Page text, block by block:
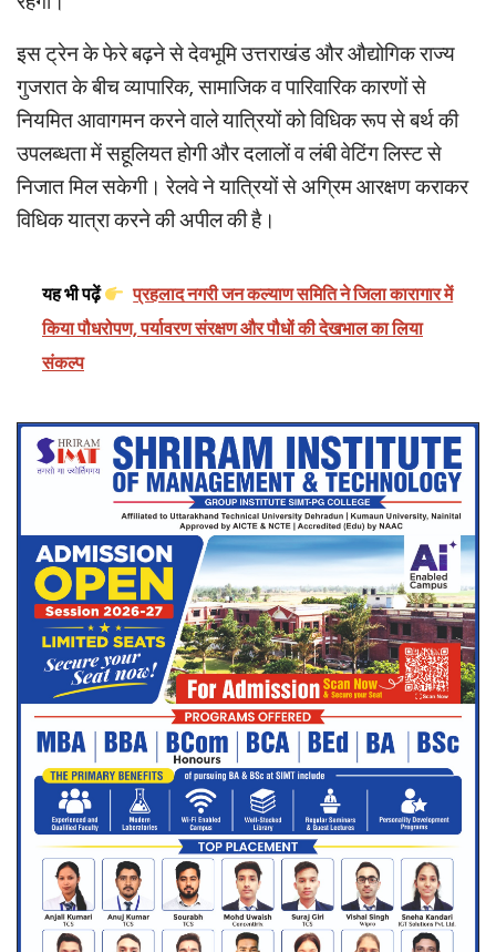
इस ट्रेन के फेरे बढ़ने से देवभूमि उत्तराखंड और औद्योगिक राज्य
गुजरात के बीच व्यापारिक, सामाजिक व पारिवारिक कारणों से
नियमित आवागमन करने वाले यात्रियों को विधिक रूप से बर्थ की
उपलब्धता में सहूलियत होगी और दलालों व लंबी वेटिंग लिस्ट से
निजात मिल सकेगी। रेलवे ने यात्रियों से अग्रिम आरक्षण कराकर
विधिक यात्रा करने की अपील की है।
यह भी पढ़ें
प्रहलाद नगरी जन कल्याण समिति ने जिला कारागार में
किया पौधरोपण, पर्यावरण संरक्षण और पौधों की देखभाल का लिया
संकल्प